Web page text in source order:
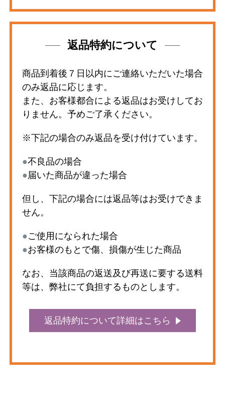
返品特約について
商品到着後７日以内にご連絡いただいた場合
のみ返品に応じます。
また、お客様都合による返品はお受けしてお
りません。予めご了承ください。
※下記の場合のみ返品を受け付けています。
●不良品の場合
●届いた商品が違った場合
但し、下記の場合には返品等はお受けできま
せん。
●ご使用になられた場合
●お客様のもとで傷、損傷が生じた商品
なお、当該商品の返送及び再送に要する送料
等は、弊社にて負担するものとします。
返品特約について詳細はこちら